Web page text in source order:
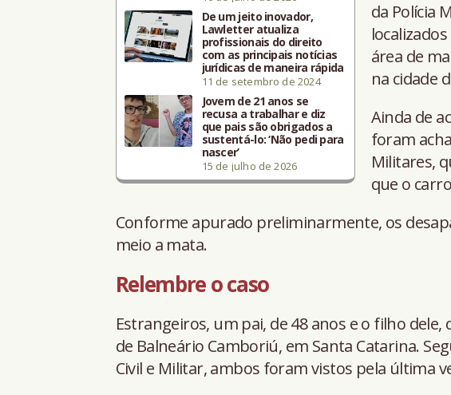
De um jeito inovador,
Lawletter atualiza
profissionais do direito
com as principais notícias
jurídicas de maneira rápida
11 de setembro de 2024
Jovem de 21 anos se
recusa a trabalhar e diz
que pais são obrigados a
sustentá-lo: ‘Não pedi para
nascer’
15 de julho de 2026
da Polícia
área de
na cidade
Ainda de
foram
Militares,
que o
Conforme apurado preliminarmente, os
meio a mata.
Relembre o caso
Estrangeiros, um pai, de 48 anos e o filho dele,
de Balneário Camboriú, em Santa Catarina.
Civil e Militar, ambos foram vistos pela última